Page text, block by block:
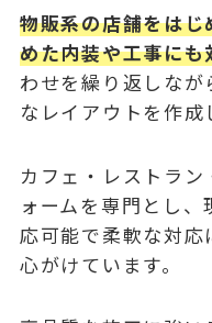
物販系の店舗をは
めた内装や工事にも
わせを繰り返しな
なレイアウトを作成
カフェ・レストラ
ォームを専門とし
応可能で柔軟な対
心がけています。